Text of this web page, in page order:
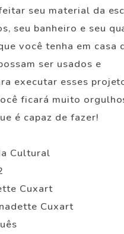
seu material da
seu banheiro e seu
você tenha em casa
ser usados e
executar esses
ficará muito
é capaz de fazer!
Cultural
Cuxart
Cuxart